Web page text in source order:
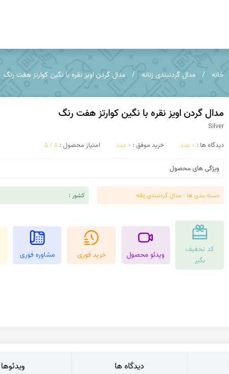
عقیق فردوس
عقیق پوست مار
عقیق کارنلین
کرزی لس اگات
عقیق مکزیک
عقیق سوخته
عقیق شجر پاییزی
عقیق بوتسوانا
خانه مدال گردنبندی زنانه مدال گردن اویز نقره با نگین کوارتز هفت رنگ
مدال گردن اویز نقره با نگین کوارتز هفت رنگ
Silver
دیدگاه ها : 0 عدد خرید موفق : 0 عدد امتیاز محصول : 5 / 5
ویژگی های محصول
دسته بندی ها : مدال گردنبندی زنانه کشور :
کد تخفیف
بگیر
ویدئو محصول خرید فوری مشاوره فوری
دیدگاه ها ویدئوها